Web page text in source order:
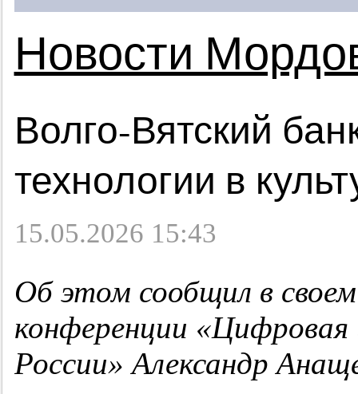
Новости
Волго-Вятский
технологии в
15.05.2026 15:43
Об этом сообщил в
конференции
России» Александр